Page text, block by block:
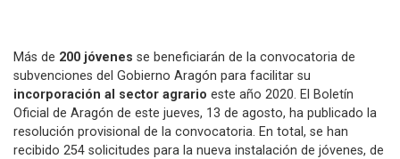
Más de 200 jóvenes se beneficiarán de la convocatoria de
subvenciones del Gobierno Aragón para facilitar su
incorporación al sector agrario este año 2020. El Boletín
Oficial de Aragón de este jueves, 13 de agosto, ha publicado la
resolución provisional de la convocatoria. En total, se han
recibido 254 solicitudes para la nueva instalación de jóvenes, de